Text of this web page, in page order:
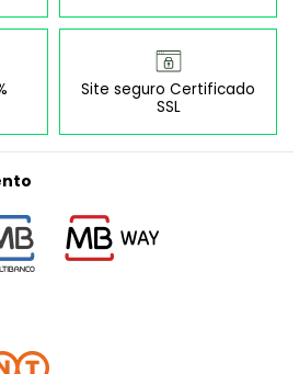
Site seguro Certificado
SSL